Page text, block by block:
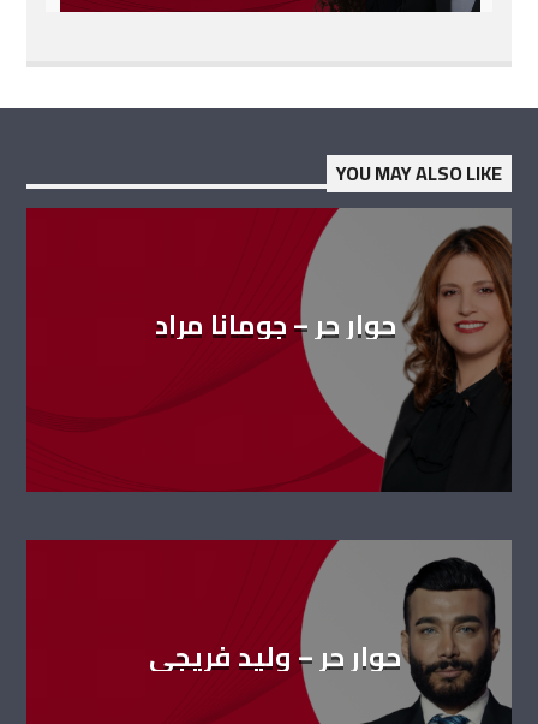
YOU MAY ALSO LIKE
حوار حر – جومانا مراد
حوار حر – وليد فريجي